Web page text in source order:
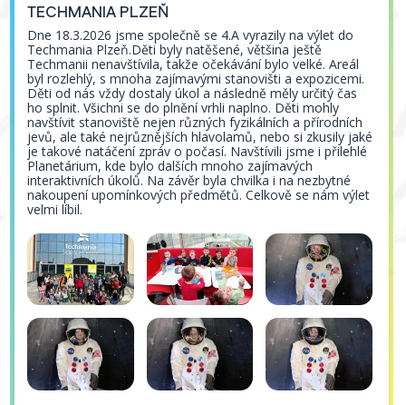
TECHMANIA PLZEŇ
Dne 18.3.2026 jsme společně se 4.A vyrazily na výlet do
Techmania Plzeň.Děti byly natěšené, většina ještě
Techmanii nenavštívila, takže očekávání bylo velké. Areál
byl rozlehlý, s mnoha zajímavými stanovišti a expozicemi.
Děti od nás vždy dostaly úkol a následně měly určitý čas
ho splnit. Všichni se do plnění vrhli naplno. Děti mohly
navštívit stanoviště nejen různých fyzikálních a přírodních
jevů, ale také nejrůznějších hlavolamů, nebo si zkusily jaké
je takové natáčení zpráv o počasí. Navštívili jsme i přilehlé
Planetárium, kde bylo dalších mnoho zajímavých
interaktivních úkolů. Na závěr byla chvilka i na nezbytné
nakoupení upomínkových předmětů. Celkově se nám výlet
velmi líbil.